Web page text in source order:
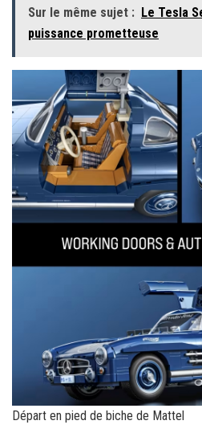
Sur le même sujet : Le Tesla
puissance prometteuse
Départ en pied de biche de Mattel